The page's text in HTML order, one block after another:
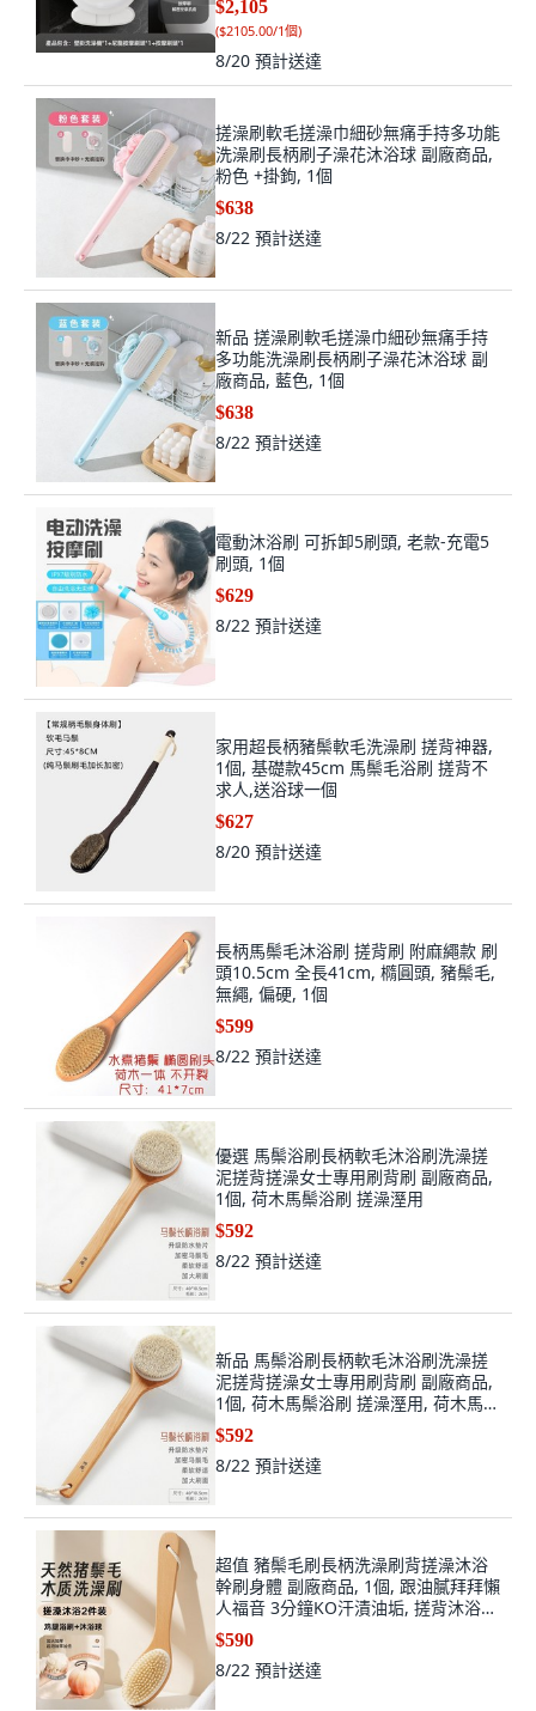
$2,105
($2105.00/1個)
8/20 預計送達
搓澡刷軟毛搓澡巾細砂無痛手持多功能
洗澡刷長柄刷子澡花沐浴球 副廠商品,
粉色 +掛鉤, 1個
$638
8/22 預計送達
新品 搓澡刷軟毛搓澡巾細砂無痛手持
多功能洗澡刷長柄刷子澡花沐浴球 副
廠商品, 藍色, 1個
$638
8/22 預計送達
電動沐浴刷 可拆卸5刷頭, 老款-充電5
刷頭, 1個
$629
8/22 預計送達
家用超長柄豬鬃軟毛洗澡刷 搓背神器,
1個, 基礎款45cm 馬鬃毛浴刷 搓背不
求人,送浴球一個
$627
8/20 預計送達
長柄馬鬃毛沐浴刷 搓背刷 附麻繩款 刷
頭10.5cm 全長41cm, 橢圓頭, 豬鬃毛,
無繩, 偏硬, 1個
$599
8/22 預計送達
優選 馬鬃浴刷長柄軟毛沐浴刷洗澡搓
泥搓背搓澡女士專用刷背刷 副廠商品,
1個, 荷木馬鬃浴刷 搓澡溼用
$592
8/22 預計送達
新品 馬鬃浴刷長柄軟毛沐浴刷洗澡搓
泥搓背搓澡女士專用刷背刷 副廠商品,
1個, 荷木馬鬃浴刷 搓澡溼用, 荷木馬鬃
浴刷, N/A
$592
8/22 預計送達
超值 豬鬃毛刷長柄洗澡刷背搓澡沐浴
幹刷身體 副廠商品, 1個, 跟油膩拜拜懶
人福音 3分鐘KO汗漬油垢, 搓背沐浴套
裝 豬鬃短柄單面刷+浴球
$590
8/22 預計送達